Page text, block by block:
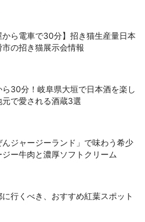
から電車で30分】招き猫生産量日本
の招き猫展示会情報
ら30分！岐阜県大垣で日本酒を楽し
元で愛される酒蔵3選
んジャージーランド」で味わう希少
ジー牛肉と濃厚ソフトクリーム
行くべき、おすすめ紅葉スポット